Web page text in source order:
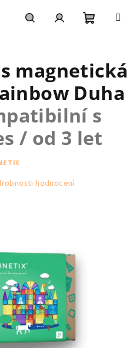
košík
magnetická
Duha
s
/ od 3 let
hodnocení